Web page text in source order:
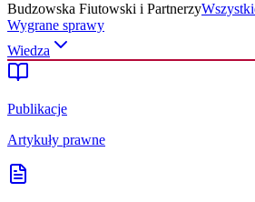
Budzowska Fiutowski i Partnerzy
Wygrane sprawy
Wiedza
Publikacje
Artykuły prawne